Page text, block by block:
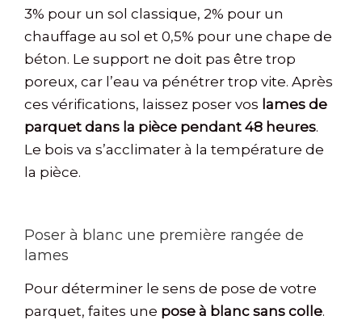
3% pour un sol classique, 2% pour un
chauffage au sol et 0,5% pour une chape de
béton. Le support ne doit pas être trop
poreux, car l’eau va pénétrer trop vite. Après
ces vérifications, laissez poser vos lames de
parquet dans la pièce pendant 48 heures.
Le bois va s’acclimater à la température de
la pièce.
Poser à blanc une première rangée de
lames
Pour déterminer le sens de pose de votre
parquet, faites une pose à blanc sans colle.